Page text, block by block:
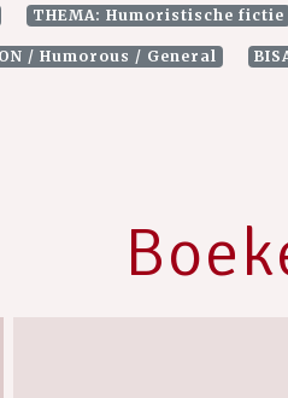
THEMA: Humoristische fictie
/ Humorous / General